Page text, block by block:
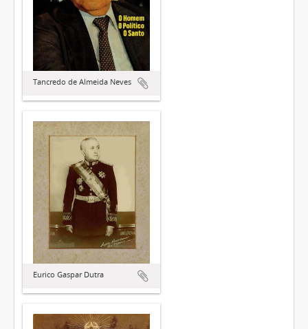
Tancredo de Almeida Neves
Eurico Gaspar Dutra